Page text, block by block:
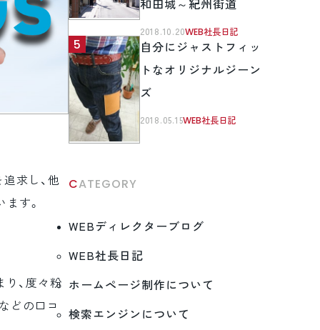
求し、他
す。
り、度々粉
どの口コ
和田城～紀州街道
2018.10.20WEB社長日記
自分にジャストフィッ
トなオリジナルジーン
ズ
2018.05.15WEB社長日記
CATEGORY
WEBディレクターブログ
WEB社長日記
ホームページ制作について
検索エンジンについて